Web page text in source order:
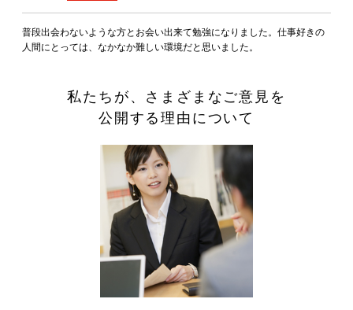
普段出会わないような方とお会い出来て勉強になりました。仕事好きの
人間にとっては、なかなか難しい環境だと思いました。
私たちが、さまざまなご意見を
公開する理由について